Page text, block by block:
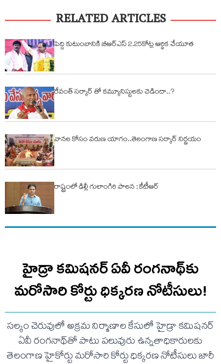
RELATED ARTICLES
పెద్ది కుటుంబానికి బీఆర్ఎస్ 2.25కోట్ల ఆర్థిక చేయూత
రేవంత్ సర్కార్ తో కమ్యూనిస్టులకు చెడిందా..?
వానల కోసం వరుణ యాగం..తెలంగాణ సర్కార్ నిర్ణయం
రాష్ట్రంలో ఢిల్లీ గులాంగిరి పాలన : కేటీఆర్
హైడ్రా కమిషనర్ ఏవీ రంగనాథ్‌కు
మరోసారి కోర్టు ధిక్కరణ నోటీసులు!
సల్కం చెరువులో అక్రమ నిర్మాణాల కేసులో హైడ్రా కమిషనర్
ఏవీ రంగనాథ్‌తో పాటు పలువురు ఉన్నతాధికారులకు
తెలంగాణ హైకోర్టు మరోసారి కోర్టు ధిక్కరణ నోటీసులు జారీ